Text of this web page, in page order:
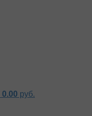
0.00 руб.